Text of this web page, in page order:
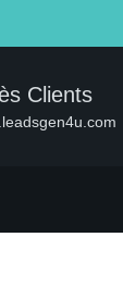
Clients